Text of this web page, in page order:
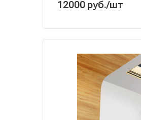
12000 руб./шт